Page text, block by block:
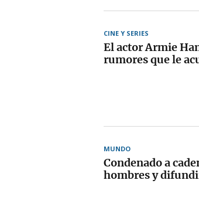
CINE Y SERIES
El actor Armie
rumores que le
MUNDO
Condenado a
hombres y